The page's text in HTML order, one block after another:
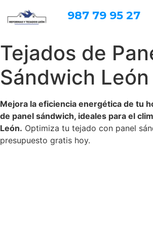
987 79 95 27
Tejados de
Sándwich León
Mejora la eficiencia energética de tu
de panel sándwich, ideales para el
León. Optimiza tu tejado con panel
presupuesto gratis hoy.